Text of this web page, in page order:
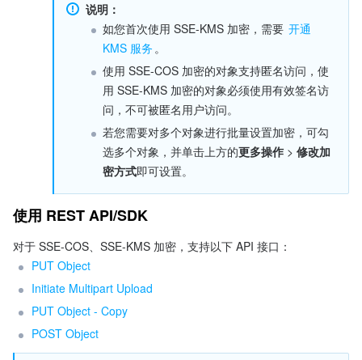
说明：
如您首次使用 SSE-KMS 加密，需要 开通
KMS 服务 。
使用 SSE-COS 加密的对象支持匿名访问，使
用 SSE-KMS 加密的对象必须使用有效签名访
问，不可被匿名用户访问。
若您需要对多个对象进行批量设置加密，可勾
选多个对象，并单击上方的更多操作 > 修改加
密方式即可设置。
使用 REST API/SDK
对于 SSE-COS、SSE-KMS 加密，支持以下 API 接口：
PUT Object
Initiate Multipart Upload
PUT Object - Copy
POST Object